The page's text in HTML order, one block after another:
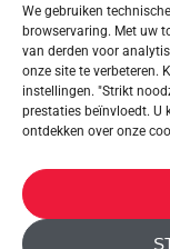
We gebruiken
browservaring. Met uw
van derden voor
onze site te verbeteren.
instellingen. "Strikt
prestaties beïnvloedt. U
ontdekken over onze